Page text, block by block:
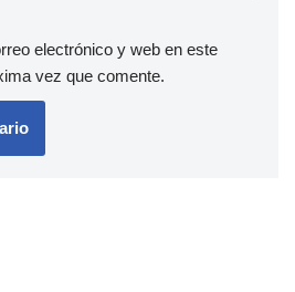
electrónico y web en este
vez que comente.